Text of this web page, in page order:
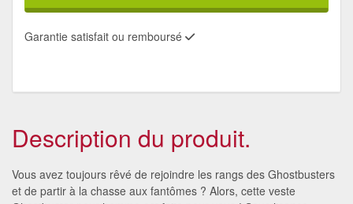
Garantie satisfait ou remboursé
Description du produit.
Vous avez toujours rêvé de rejoindre les rangs des Ghostbusters
et de partir à la chasse aux fantômes ? Alors, cette veste